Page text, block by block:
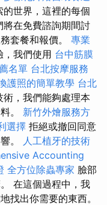
世界，這裡的每個
在免費諮詢期間討
套餐和報價。 專業
，我們使用 台中筋膜
名單 台北按摩服務
護照的簡單教學 台北
術，我們能夠處理本
。 新竹外燴服務方
選擇 拒絕或撤回同意
。 人工植牙的技術
Accounting
全方位除蟲專家 臉部
在這個過程中，我
找出你需要的東西。